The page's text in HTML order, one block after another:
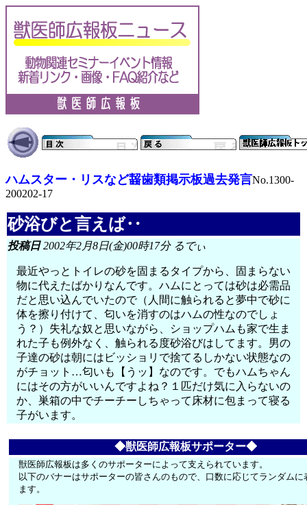
ハムスター・リスなど齧歯類掲示板過去発言No.1300-
200202-17
砂浴びと言えば‥
投稿日2002年2月8日(金)00時17分 るでぃ
最近やっとトイレの砂を固まるタイプから、固まらない
物に代えたばかりなんです。ハムにとっては砂は必需品
だと思い込んでいたので（人間に触られると夢中で砂に
体を擦り付けて、匂いを消すのはハムの性なのでしょ
う？）失礼な奴と思いながら、ショップハムも家で生ま
れた子も例外なく、触られる度砂浴びはしてます。男の
子達の砂は朝にはビッショリで捨てるしかない状態なの
がチョット…匂いも【うッ】なのです。でもハムちゃん
にはその方がいいんですよね？１匹だけ気に入らないの
か、巣箱の中でチーチーしちゃって床材に包まって寝る
子がいます。
◆獣医師広報板サポーター◆
獣医師広報板は多くのサポーターによって支えられています。
以下のバナーはサポーターの皆さんのもので、口数に応じてランダムに
ます。